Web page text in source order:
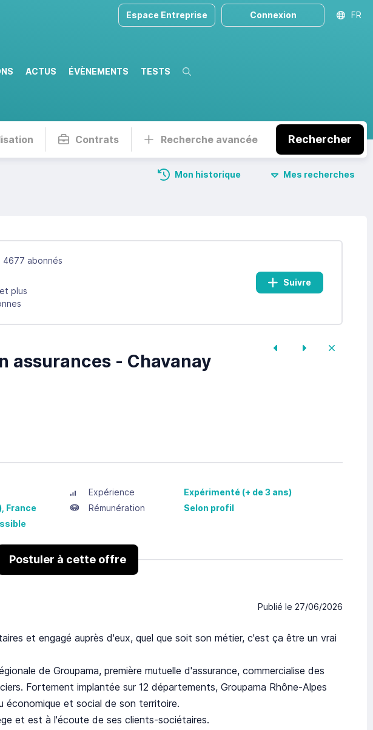
ACTUS ÉVÈNEMENTS TESTS Recherche
Espace Entreprise Connexion FR
Contrats Recherche avancée Rechercher
Mon historique Mes recherches
4677 abonnés
plus
Suivre
assurances - Chavanay
Expérience
Expérimenté (+ de 3 ans)
France Rémunération
Selon profil
Postuler à cette offre
Publié le 27/06/2026
et engagé auprès d'eux, quel que soit son métier, c'est ça être un vrai
de Groupama, première mutuelle d'assurance, commercialise des
Fortement implantée sur 12 départements, Groupama Rhône-Alpes
économique et social de son territoire.
et est à l'écoute de ses clients-sociétaires.